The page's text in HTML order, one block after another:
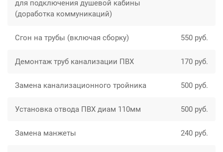
для подключения душевой кабины
(доработка коммуникаций)
Сгон на трубы (включая сборку) 550 руб.
Демонтаж труб канализации ПВХ 170 руб.
Замена канализационного тройника 500 руб.
Установка отвода ПВХ диам 110мм 500 руб.
Замена манжеты 240 руб.